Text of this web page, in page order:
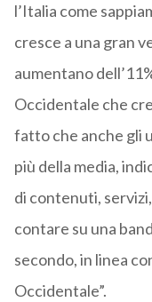
l’Italia come
cresce a una gran
aumentano
Occidentale che
fatto che anche gli
più della media,
di contenuti,
contare su una
secondo, in linea
Occidentale”.